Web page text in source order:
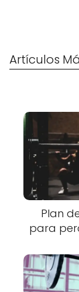
Artículos
Plan
para